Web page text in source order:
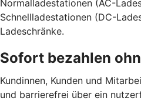
Normalladestationen (AC-
Schnellladestationen (DC-
Ladeschränke.
Sofort bezahlen
Kundinnen, Kunden und
und barrierefrei über ein